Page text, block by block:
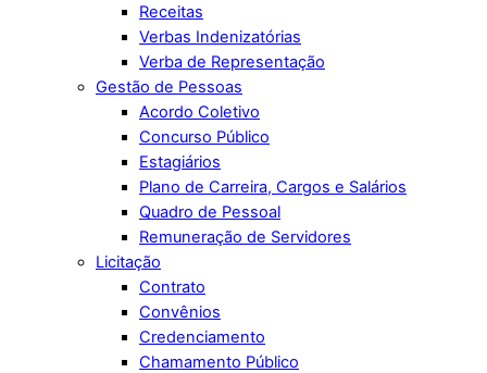
Receitas
Verbas Indenizatórias
Verba de Representação
Gestão de Pessoas
Acordo Coletivo
Concurso Público
Estagiários
Plano de Carreira, Cargos e Salários
Quadro de Pessoal
Remuneração de Servidores
Licitação
Contrato
Convênios
Credenciamento
Chamamento Público